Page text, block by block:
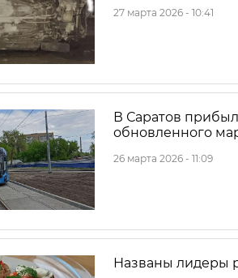
27 марта 2026 - 10:41
В Саратов
обновленного
26 марта 2026 - 11:09
Названы лидеры